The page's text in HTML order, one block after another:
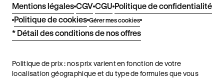
Mentions légales CGV CGU Politique de confidentialité
Politique de cookies Gérer mes cookies
* Détail des conditions de nos offres
Politique de prix : nos prix varient en fonction de votre
localisation géographique et du type de formules que vous